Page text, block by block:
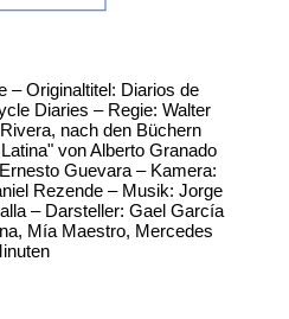
– Originaltitel: Diarios de
Diaries – Regie: Walter
nach den Büchern
von Alberto Granado
Guevara – Kamera:
Rezende – Musik: Jorge
– Darsteller: Gael García
Mía Maestro, Mercedes